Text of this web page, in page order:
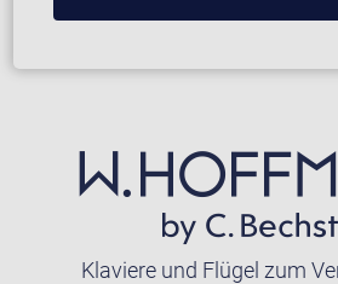
Klaviere und Flügel zum